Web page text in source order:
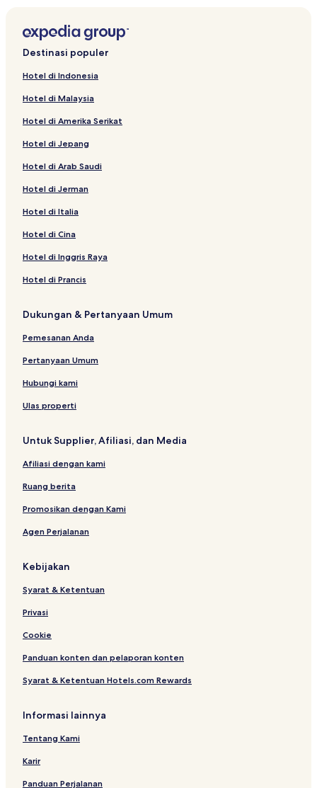
Destinasi populer
Hotel di Indonesia
Hotel di Malaysia
Hotel di Amerika Serikat
Hotel di Jepang
Hotel di Arab Saudi
Hotel di Jerman
Hotel di Italia
Hotel di Cina
Hotel di Inggris Raya
Hotel di Prancis
Dukungan & Pertanyaan Umum
Pemesanan Anda
Pertanyaan Umum
Hubungi kami
Ulas properti
Untuk Supplier, Afiliasi, dan Media
Afiliasi dengan kami
Ruang berita
Promosikan dengan Kami
Agen Perjalanan
Kebijakan
Syarat & Ketentuan
Privasi
Cookie
Panduan konten dan pelaporan konten
Syarat & Ketentuan Hotels.com Rewards
Informasi lainnya
Tentang Kami
Karir
Panduan Perjalanan